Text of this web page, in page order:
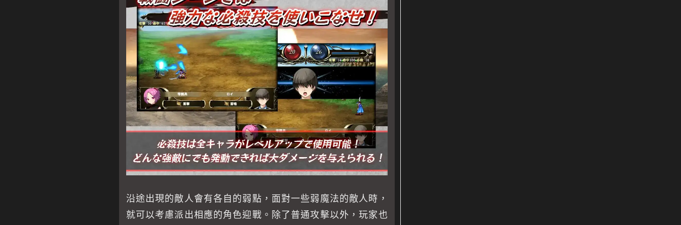
沿途出現的敵人會有各自的弱點，面對一些弱魔法的敵人時，
就可以考慮派出相應的角色迎戰。除了普通攻擊以外，玩家也